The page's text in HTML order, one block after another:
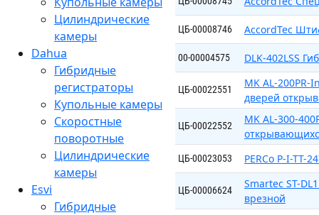
Цилиндрические
камеры
Dahua
Гибридные
регистраторы
Купольные камеры
Скоростные
поворотные
Цилиндрические
камеры
Esvi
Гибридные
ЦБ-00008746 AccordTec
00-00004575 DLK-402LSS
ЦБ-00022551
MK AL-
дверей
ЦБ-00022552
MK AL-300-
ЦБ-00023053 PERCo P-I-TT-
ЦБ-00006624
Smartec ST-
врезной